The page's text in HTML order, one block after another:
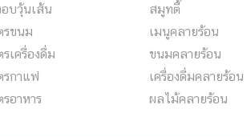
อบวุ้นเส้น
รขนม
เครื่องดื่ม
รกาแฟ
อาหาร
สมูทตี้
เมนูคลายร้อน
ขนมคลายร้อน
เครื่องดื่มคลายร้อน
ผลไม้คลายร้อน